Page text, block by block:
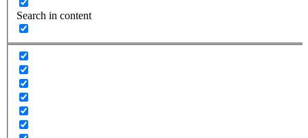
Search in content